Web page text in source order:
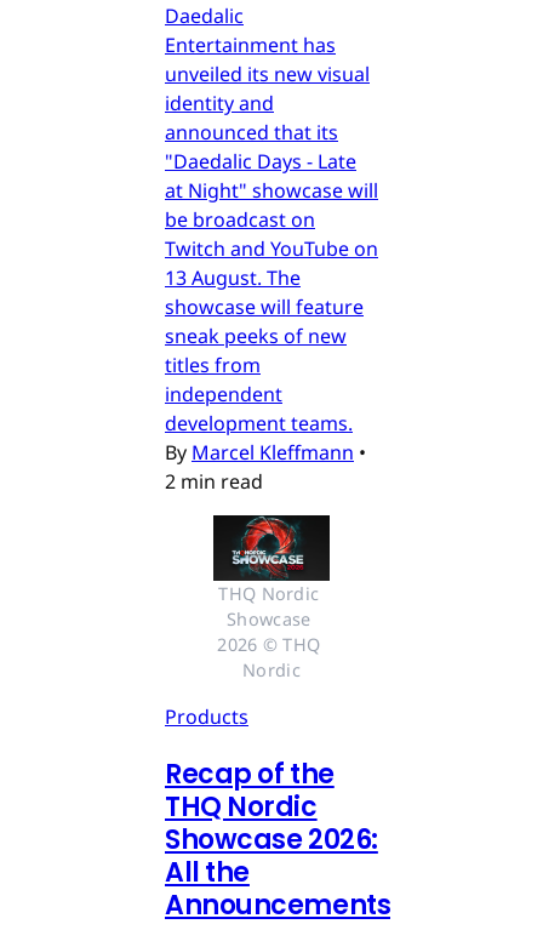
Daedalic
Entertainment has
unveiled its new visual
identity and
announced that its
"Daedalic Days - Late
at Night" showcase will
be broadcast on
Twitch and YouTube on
13 August. The
showcase will feature
sneak peeks of new
titles from
independent
development teams.
By Marcel Kleffmann •
2 min read
THQ Nordic
Showcase
2026 © THQ
Nordic
Products
Recap of the
THQ Nordic
Showcase 2026:
All the
Announcements